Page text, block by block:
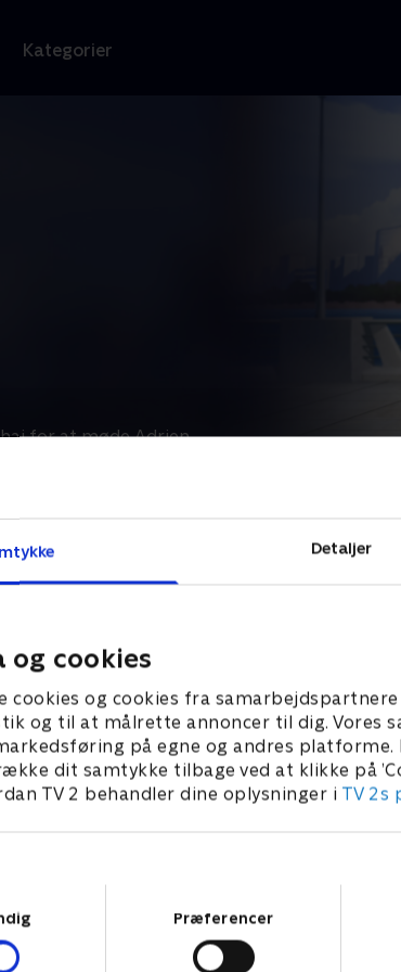
Detaljer
og cookies
cookies og cookies fra
og til at målrette annoncer til dig. Vores
på egne og andres platforme.
dit samtykke tilbage ved at klikke på
TV 2 behandler dine oplysninger i TV 2s
Præferencer
Kategorier
for at møde Adrien.
alle sine ting,
der lader hende blive til